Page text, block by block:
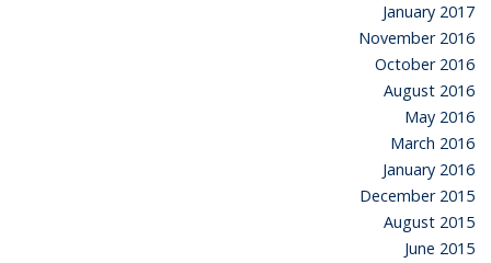
January 2017
November 2016
October 2016
August 2016
May 2016
March 2016
January 2016
December 2015
August 2015
June 2015